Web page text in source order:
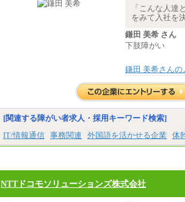
「こんな人達
をみて入社を
鎌田 美希 さん
下肢障がい
鎌田 美希さん
[関連する障がい者求人・採用キーワード検索]
IT/情報通信 事務関連 外国語を活かせる企業 体
NTTドコモソリューションズ株式会社